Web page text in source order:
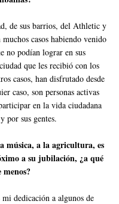
de sus barrios, del Athletic y
casos habiendo venido
no podían lograr en sus
que les recibió con los
casos, han disfrutado desde
caso, son personas activas
en la vida ciudadana
por sus gentes.
música, a la agricultura, es
a su jubilación, ¿a qué
dedicación a algunos de